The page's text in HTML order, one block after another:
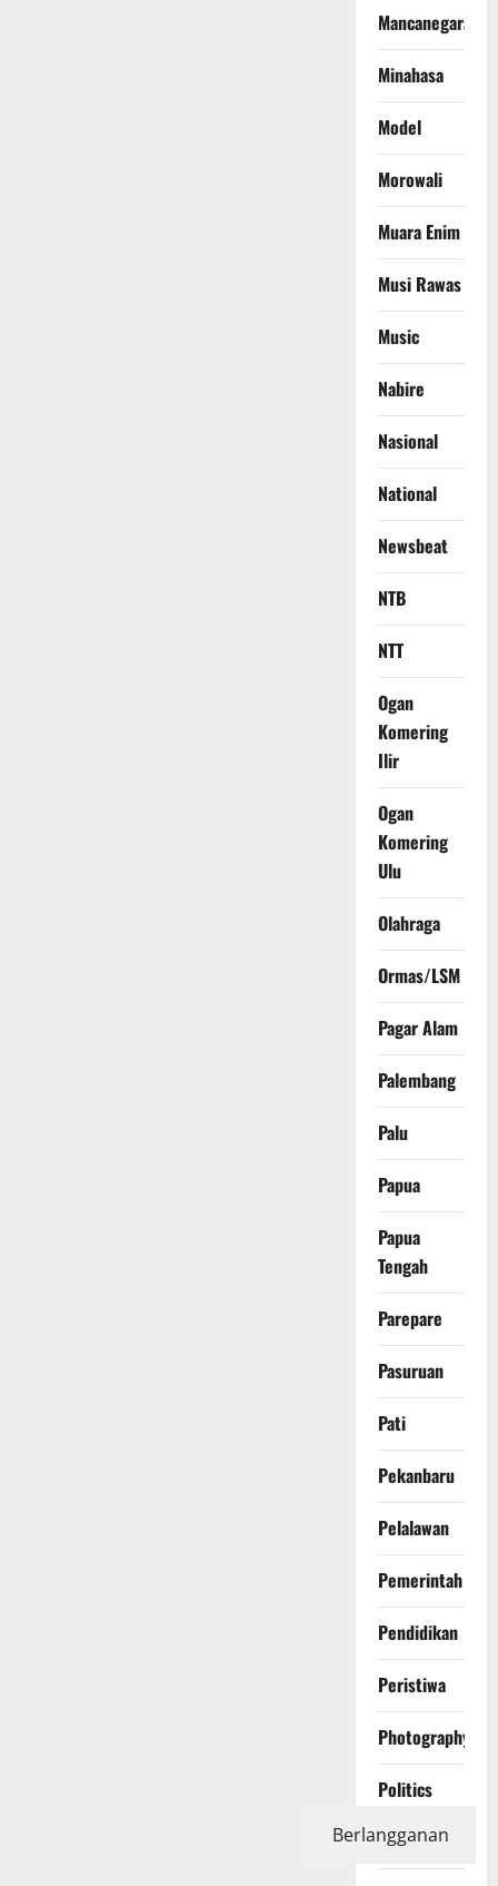
Mancanegara
Minahasa
Model
Morowali
Muara Enim
Musi Rawas
Music
Nabire
Nasional
National
Newsbeat
NTB
NTT
Ogan
Komering
Ilir
Ogan
Komering
Ulu
Olahraga
Ormas/LSM
Pagar Alam
Palembang
Palu
Papua
Papua
Tengah
Parepare
Pasuruan
Pati
Pekanbaru
Pelalawan
Pemerintah
Pendidikan
Peristiwa
Photography
Politics
Polri
Berlangganan